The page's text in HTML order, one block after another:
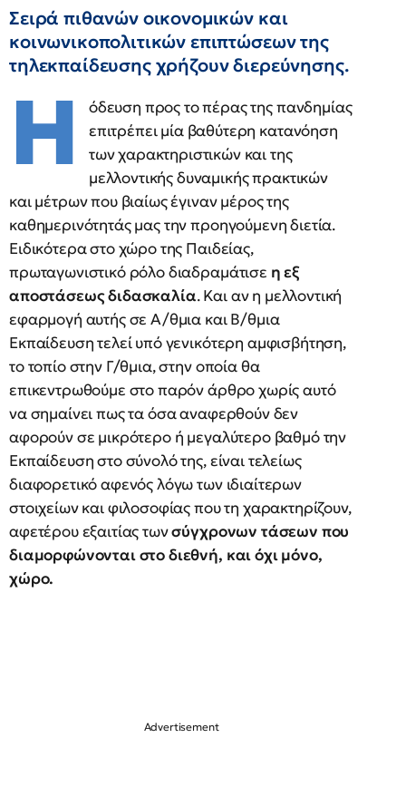
Σειρά πιθανών οικονομικών και
κοινωνικοπολιτικών επιπτώσεων της
τηλεκπαίδευσης χρήζουν διερεύνησης.
Η
όδευση προς το πέρας της πανδημίας
επιτρέπει μία βαθύτερη κατανόηση
των χαρακτηριστικών και της
μελλοντικής δυναμικής πρακτικών
και μέτρων που βιαίως έγιναν μέρος της
καθημερινότητάς μας την προηγούμενη διετία.
Ειδικότερα στο χώρο της Παιδείας,
πρωταγωνιστικό ρόλο διαδραμάτισε η εξ
αποστάσεως διδασκαλία. Και αν η μελλοντική
εφαρμογή αυτής σε Α/θμια και Β/θμια
Εκπαίδευση τελεί υπό γενικότερη αμφισβήτηση,
το τοπίο στην Γ/θμια, στην οποία θα
επικεντρωθούμε στο παρόν άρθρο χωρίς αυτό
να σημαίνει πως τα όσα αναφερθούν δεν
αφορούν σε μικρότερο ή μεγαλύτερο βαθμό την
Εκπαίδευση στο σύνολό της, είναι τελείως
διαφορετικό αφενός λόγω των ιδιαίτερων
στοιχείων και φιλοσοφίας που τη χαρακτηρίζουν,
αφετέρου εξαιτίας τωνσύγχρονων τάσεων που
διαμορφώνονται στο διεθνή, και όχι μόνο,
χώρο.